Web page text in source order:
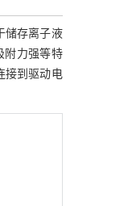
储存离子液
附力强等特
接到驱动电